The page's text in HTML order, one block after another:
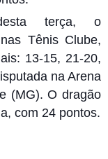
terça, o
Tênis Clube,
13-15, 21-20,
na Arena
(MG). O dragão
com 24 pontos.